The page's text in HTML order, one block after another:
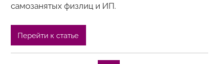
самозанятых физлиц и ИП.
Перейти к статье